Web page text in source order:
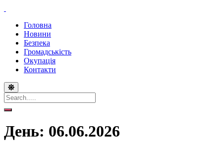
Головна
Новини
Безпека
Громадськість
Окупація
Контакти
День: 06.06.2026